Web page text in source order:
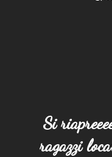
Si
ragazzi